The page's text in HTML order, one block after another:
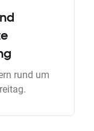
rund um